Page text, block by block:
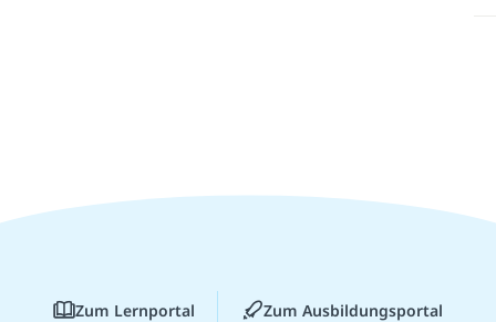
Zum Lernportal Zum Ausbildungsportal